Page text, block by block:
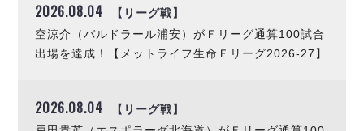
フウガドールすみだ
しながわシティ
立川アスレティックFC
湘南ベルマーレ
ボアルース長野
2026.08.04 【リーグ戦】
空涼介（バルドラール浦安）がＦリーグ通算100試合
出場を達成！【メットライフ生命Ｆリーグ2026-27】
2026.08.04 【リーグ戦】